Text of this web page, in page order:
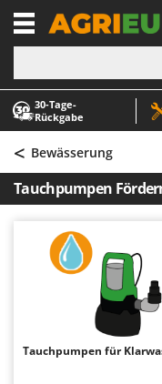
30‑Tage-
Rückgabe
-1
A
Abfüllgeräte
Akku
Akku Gras- und
Akku-Stichsägen
Alu-
Anbaubagger
A
ABAC
AgriEuro Premium
AgriEuro TOP-
AGT
Aima
Airmec
ALA 2000
< Bewässerung
Tauchpumpen
Tauchpumpen für